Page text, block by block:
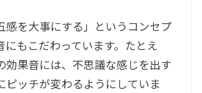
感を大事にする」というコンセプ
もこだわっています。 たとえ
効果音には、不思議な感じを出す
ピッチが変わるようにしていま